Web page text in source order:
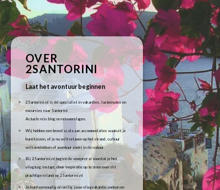
OVER
2SANTORINI
Laat het avontuur beginnen
2Santorini.nl is dé specialist in vakanties, lastminutes en
excursies naar Santorini
Actuele reis blog en reisverslagen.
Wij hebben een breed scala aan accommodaties waaruit je
kunt kiezen, of je nu wilt relaxen op het strand, cultuur
wilt ontdekken of avontuur zoekt in de natuur.
Bij 2Santorini.nl begint de voorpret al voordat je het
vliegtuig instapt, door inspiratie op te doen over dit
prachtige eiland op 2Santorini.nl
Je kunt eenvoudig en veilig jouw vliegvakantie zoeken en